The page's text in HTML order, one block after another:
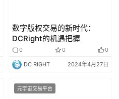
数字版权交易的新时代：
DCRight的机遇把握
0 0 0
DC RIGHT 2024年4月27日
元宇宙交易平台